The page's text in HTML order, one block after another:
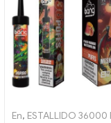
En, ESTALLIDO 36000